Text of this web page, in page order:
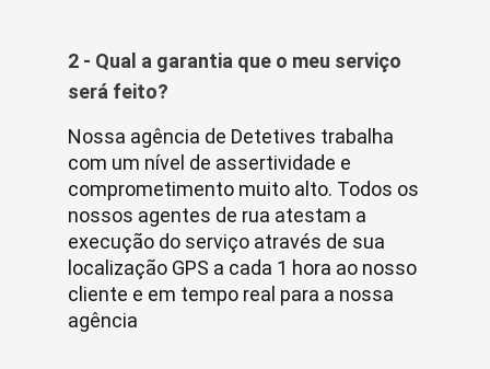
2 - Qual a garantia que o meu serviço
será feito?
Nossa agência de Detetives trabalha
com um nível de assertividade e
comprometimento muito alto. Todos os
nossos agentes de rua atestam a
execução do serviço através de sua
localização GPS a cada 1 hora ao nosso
cliente e em tempo real para a nossa
agência